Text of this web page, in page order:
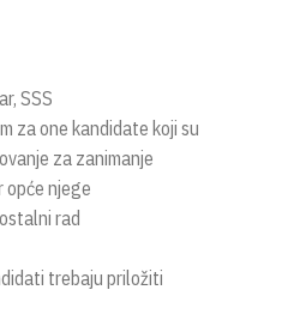
SSS
za one kandidate koji su
za zanimanje
opće njege
rad
trebaju priložiti